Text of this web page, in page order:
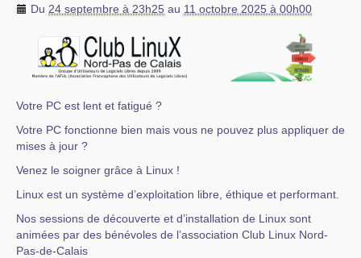
Du 24 septembre à 23h25 au 11 octobre 2025 à 00h00
Votre PC est lent et fatigué ?
Votre PC fonctionne bien mais vous ne pouvez plus appliquer de
mises à jour ?
Venez le soigner grâce à Linux !
Linux est un système d’exploitation libre, éthique et performant.
Nos sessions de découverte et d’installation de Linux sont
animées par des bénévoles de l’association Club Linux Nord-
Pas-de-Calais